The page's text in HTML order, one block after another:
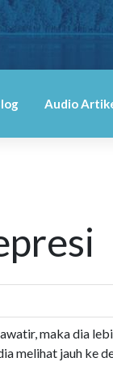
Audio
maka dia
melihat jauh ke